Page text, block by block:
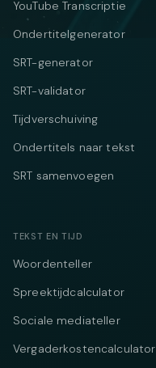
YouTube Transcriptie
Ondertitelgenerator
SRT-generator
SRT-validator
Tijdverschuiving
Ondertitels naar tekst
SRT samenvoegen
TEKST EN TIJD
Woordenteller
Spreektijdcalculator
Sociale mediateller
Vergaderkostencalculator